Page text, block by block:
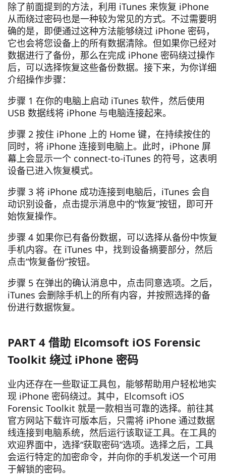
除了前面提到的方法，利用 iTunes 来恢复 iPhone
从而绕过密码也是一种较为常见的方式。不过需要明
确的是，即便通过这种方法能够绕过 iPhone 密码，
它也会将您设备上的所有数据清除。但如果你已经对
数据进行了备份，那么在完成 iPhone 密码绕过操作
后，可以选择恢复这些备份数据。接下来，为你详细
介绍操作步骤：
步骤 1 在你的电脑上启动 iTunes 软件，然后使用
USB 数据线将 iPhone 与电脑连接起来。
步骤 2 按住 iPhone 上的 Home 键，在持续按住的
同时，将 iPhone 连接到电脑上。此时，iPhone 屏
幕上会显示一个 connect-to-iTunes 的符号，这表明
设备已进入恢复模式。
步骤 3 将 iPhone 成功连接到电脑后，iTunes 会自
动识别设备，点击提示消息中的“恢复”按钮，即可开
始恢复操作。
步骤 4 如果你已有备份数据，可以选择从备份中恢复
手机内容。在 iTunes 中，找到设备摘要部分，然后
点击“恢复备份”按钮。
步骤 5 在弹出的确认消息中，点击同意选项。之后，
iTunes 会删除手机上的所有内容，并按照选择的备
份进行数据恢复。
PART 4 借助 Elcomsoft iOS Forensic
Toolkit 绕过 iPhone 密码
业内还存在一些取证工具包，能够帮助用户轻松地实
现 iPhone 密码绕过。其中，Elcomsoft iOS
Forensic Toolkit 就是一款相当可靠的选择。前往其
官方网站下载许可版本后，只需将 iPhone 通过数据
线连接到电脑系统，然后运行该取证工具。在工具的
欢迎界面中，选择“获取密码”选项。选择之后，工具
会运行特定的加密命令，并向你的手机发送一个可用
于解锁的密码。